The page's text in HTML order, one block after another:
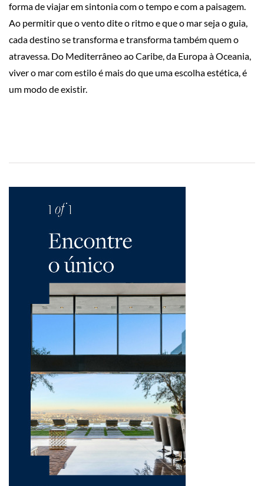
forma de viajar em sintonia com o tempo e com a paisagem.
Ao permitir que o vento dite o ritmo e que o mar seja o guia,
cada destino se transforma e transforma também quem o
atravessa. Do Mediterrâneo ao Caribe, da Europa à Oceania,
viver o mar com estilo é mais do que uma escolha estética, é
um modo de existir.